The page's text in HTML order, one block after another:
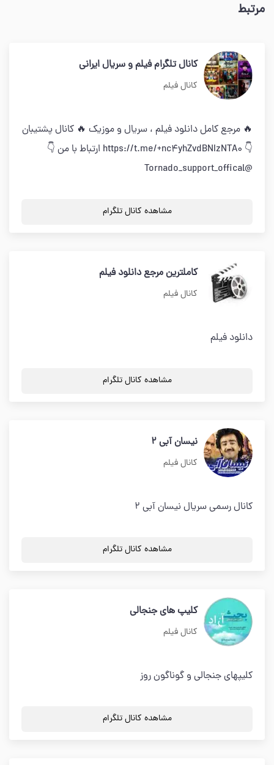
مرتبط
کانال تلگرام فیلم و سریال ایرانی
کانال فیلم
🔥 مرجع کامل دانلود فیلم ، سریال و موزیک 🔥 کانال پشتیبان
👇 https://t.me/+nc4yhZvdBNIzNTA0 ارتباط با من 👇
@Tornado_support_offical
مشاهده کانال تلگرام
کاملترین مرجع دانلود فیلم
کانال فیلم
دانلود فیلم
مشاهده کانال تلگرام
نیسان آبی 2
کانال فیلم
کانال رسمی سریال نیسان آبی 2
مشاهده کانال تلگرام
کلیپ های جنجالی
کانال فیلم
کلیپهای جنجالی و گوناگون روز
مشاهده کانال تلگرام